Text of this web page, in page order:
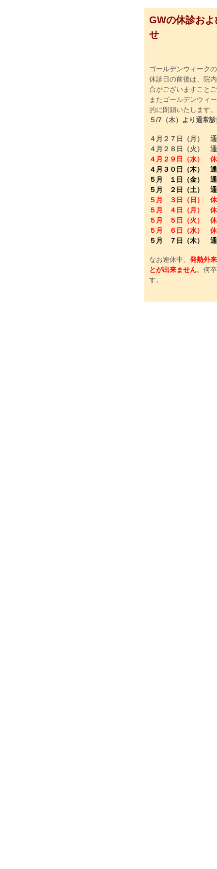
GWの休診お
せ
ゴールデンウィーク
休診日の前後は、院
合がございますこと
またゴールデンウィ
的に閉鎖いたします。
５/7（木）より通常
４月２７日（月）
４月２８日（火）
４月２９日（水）
４月３０日（木）
５月 １日（金） 通
５月 ２日（土） 通
５月 ３日（日） 休
５月 ４日（月） 休
５月 ５日（火） 休
５月 ６日（水） 休
５月 ７日（木） 通
なお連休中、 発熱外
とが出来ません。何
す。